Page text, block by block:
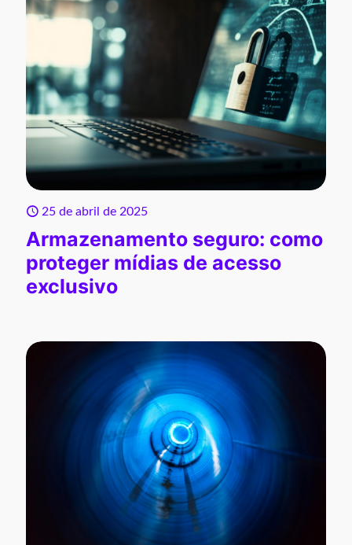
25 de abril de 2025
Armazenamento seguro: como
proteger mídias de acesso
exclusivo